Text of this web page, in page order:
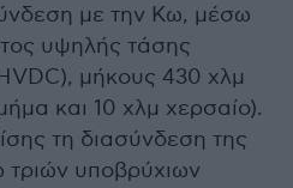
με την Κω, μέσω
υψηλής τάσης
μήκους 430 χλμ
και 10 χλμ χερσαίο).
τη διασύνδεση της
υποβρύχιων